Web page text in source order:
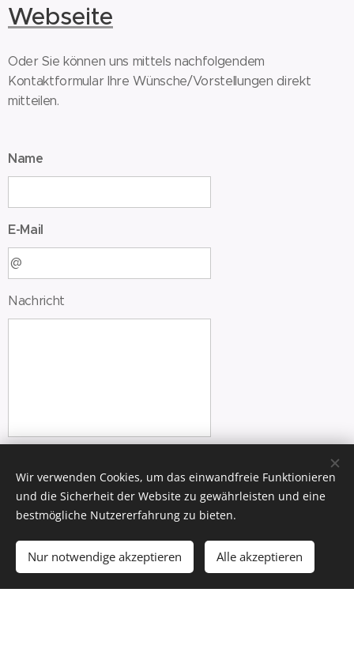
Webseite
Oder Sie können uns mittels nachfolgendem
Kontaktformular Ihre Wünsche/Vorstellungen direkt
mitteilen.
Name
E-Mail
Nachricht
Abschicken
Hurtigrouten; Mit dem
Saisonstart-Angebot
erhalten
Sie bis zu CHF 1'000 Bordguthaben*pro Kabine.
Wenn Sie ausserdem 1893 Ambassador-Mitglied sind,
Wir verwenden Cookies, um das einwandfreie Funktionieren
und die Sicherheit der Website zu gewährleisten und eine
bestmögliche Nutzererfahrung zu bieten.
Nur notwendige akzeptieren Alle akzeptieren